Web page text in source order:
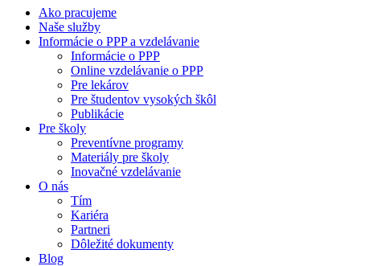
Ako pracujeme
Naše služby
Informácie o PPP a vzdelávanie
Informácie o PPP
Online vzdelávanie o PPP
Pre lekárov
Pre študentov vysokých škôl
Publikácie
Pre školy
Preventívne programy
Materiály pre školy
Inovačné vzdelávanie
O nás
Tím
Kariéra
Partneri
Dôležité dokumenty
Blog